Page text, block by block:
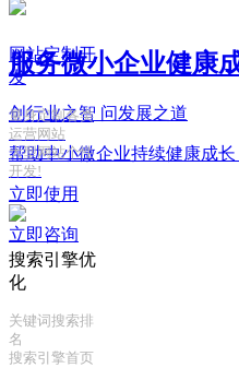
服务微小企业健康
创行业之智 问发展之道
帮助中小微企业持续健康成
立即使用
立即咨询
网站定制开
发
量身定制各类
运营网站
大型网站个性
开发!
搜索引擎优
化
关键词搜索排
名
搜索引擎首页